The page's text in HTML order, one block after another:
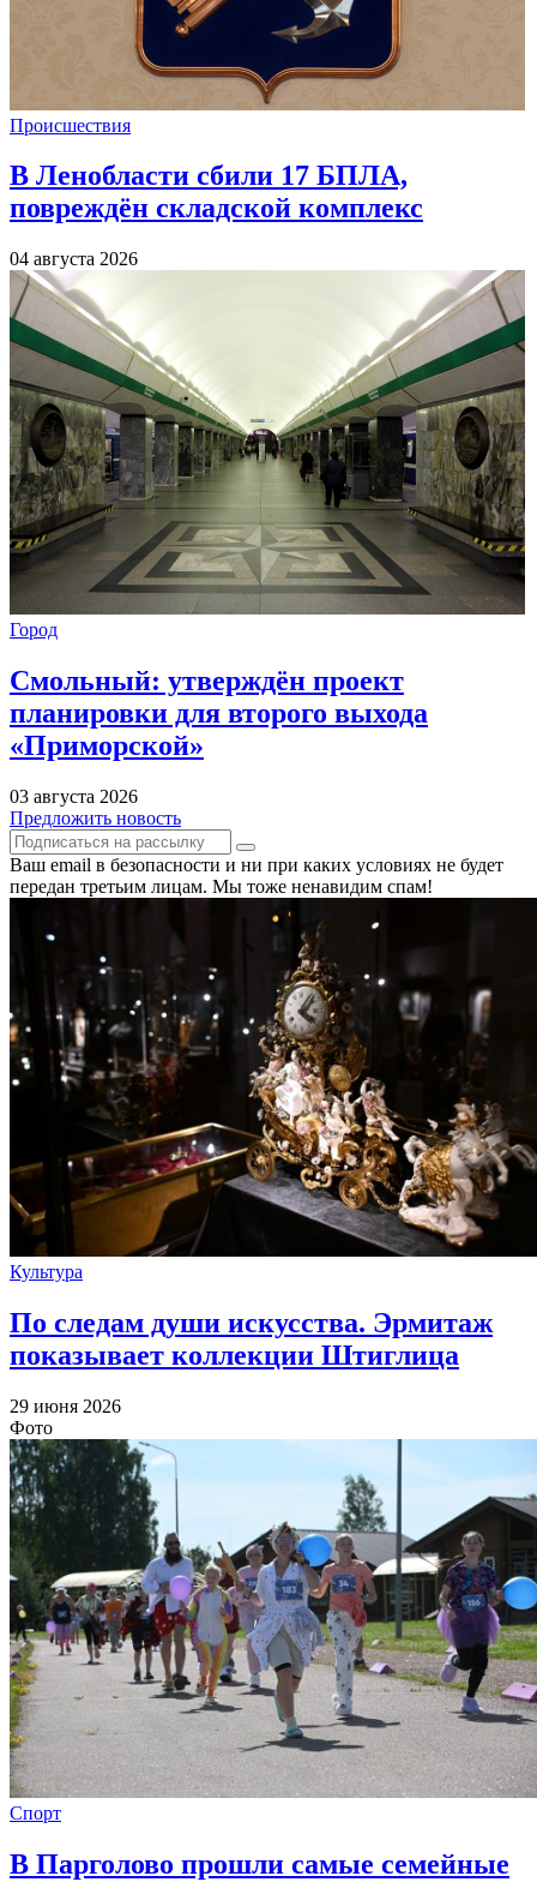
Происшествия
В Ленобласти сбили 17 БПЛА,
повреждён складской комплекс
04 августа 2026
Город
Смольный: утверждён проект
планировки для второго выхода
«Приморской»
03 августа 2026
Предложить новость
Ваш email в безопасности и ни при каких условиях не будет
передан третьим лицам. Мы тоже ненавидим спам!
Культура
По следам души искусства. Эрмитаж
показывает коллекции Штиглица
29 июня 2026
Фото
Спорт
В Парголово прошли самые семейные